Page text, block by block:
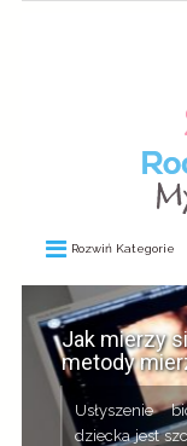
Rozwiń Kategorie
Jak mierzy
metody
Usłyszenie
dziecka jest